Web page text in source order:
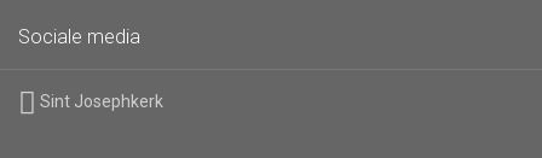
Sociale media
Sint Josephkerk